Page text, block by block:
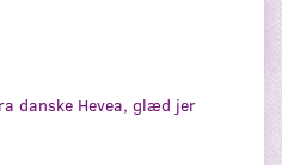
danske Hevea, glæd jer